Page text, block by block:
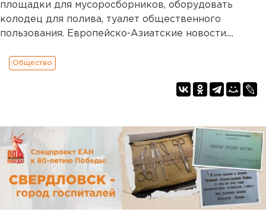
площадки для мусоросборников, оборудовать
колодец для полива, туалет общественного
пользования. Европейско-Азиатские новости....
Общество